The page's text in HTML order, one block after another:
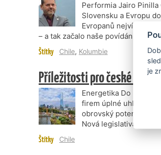
Performia Jairo Pinilla
Slovensku a Evropu
Evropanů nejvíc liší?
– a tak začalo naše povídání.
Štítky Chile, Kolumbie
Příležitosti pro české firmy
Energetika Do roku
firem úplné uhlíkové
obrovský potenciál
Nová legislativa
Štítky Chile
je